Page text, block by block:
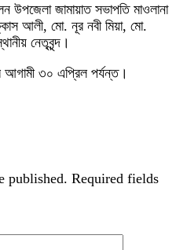
উপজেলা জামায়াত সভাপতি মাওলানা
আলী, মো. নূর নবী মিয়া, মো.
নেতৃবৃন্দ।
আগামী ৩০ এপ্রিল পর্যন্ত।
published. Required fields